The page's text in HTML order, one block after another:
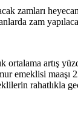
zamları
zam
ortalama artış
emeklisi
rahatlıkla